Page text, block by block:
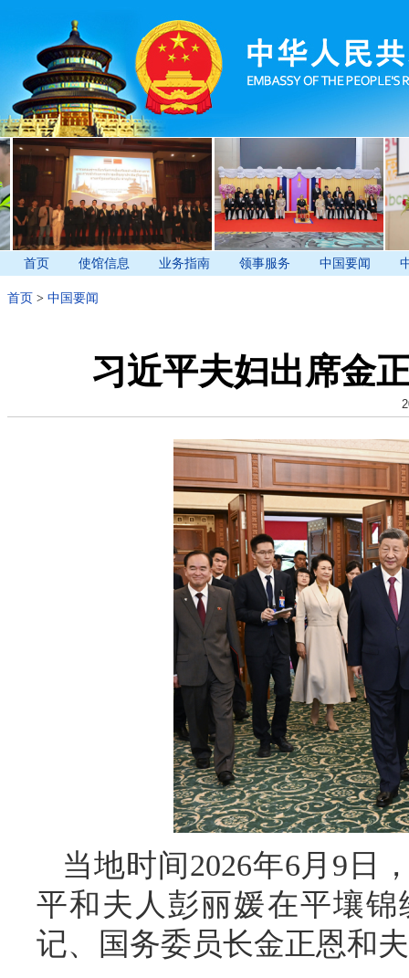
首页 使馆信息 业务指南 领事服务 中国要闻
首页 > 中国要闻
习近平夫妇出席金
当地时间2026年6月9日
平和夫人彭丽媛在平壤
记、国务委员长金正恩和